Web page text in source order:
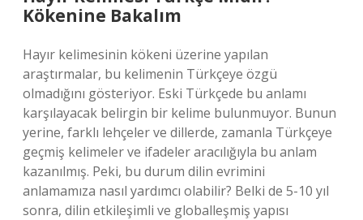
Kökenine Bakalım
Hayır kelimesinin kökeni üzerine yapılan
araştırmalar, bu kelimenin Türkçeye özgü
olmadığını gösteriyor. Eski Türkçede bu anlamı
karşılayacak belirgin bir kelime bulunmuyor. Bunun
yerine, farklı lehçeler ve dillerde, zamanla Türkçeye
geçmiş kelimeler ve ifadeler aracılığıyla bu anlam
kazanılmış. Peki, bu durum dilin evrimini
anlamamıza nasıl yardımcı olabilir? Belki de 5-10 yıl
sonra, dilin etkileşimli ve globalleşmiş yapısı